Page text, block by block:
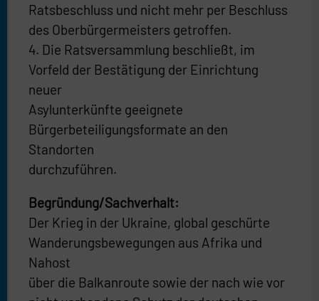
Ratsbeschluss und nicht mehr per Beschluss
des Oberbürgermeisters getroffen.
4. Die Ratsversammlung beschließt, im
Vorfeld der Bestätigung der Einrichtung
neuer
Asylunterkünfte geeignete
Bürgerbeteiligungsformate an den
Standorten
durchzuführen.
Begründung/Sachverhalt:
Der Krieg in der Ukraine, global geschürte
Wanderungsbewegungen aus Afrika und
Nahost
über die Balkanroute sowie der nach wie vor